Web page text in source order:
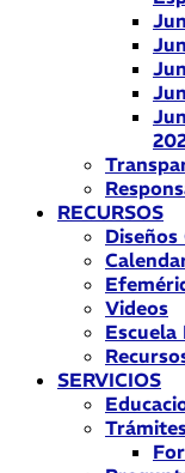
RECURSOS
Videos
SERVICIOS